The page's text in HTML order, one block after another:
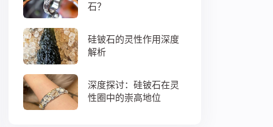
石？
硅铍石的灵性作用深度
解析
深度探讨：硅铍石在灵
性圈中的崇高地位